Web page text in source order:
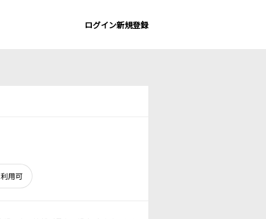
ログイン新規登録
用可